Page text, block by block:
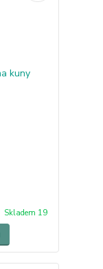
Skladem 19